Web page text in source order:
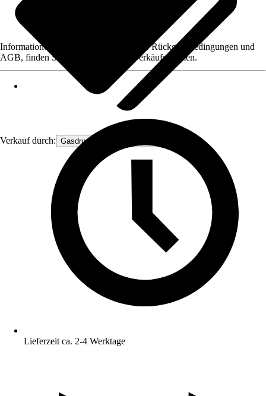
Verkauf durch: Gasdruckfeder Großhandel
Informationen des Verkäufers, wie z. B. Rückgabebedingungen und
AGB, finden Sie bei Klick auf den Verkäufernamen.
Lieferzeit ca. 2-4 Werktage